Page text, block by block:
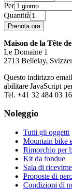
Per
Quantità
Maison de la Tête
Le Domaine 1
2713 Bellelay,
Questo indirizzo
abilitare JavaScript
Tel. +41 32 484 03 16
Noleggio
Tutti gli oggetti
Mountain bike
Rimorchio per
Kit da fondue
Sala di
Proposte di
Condizioni di